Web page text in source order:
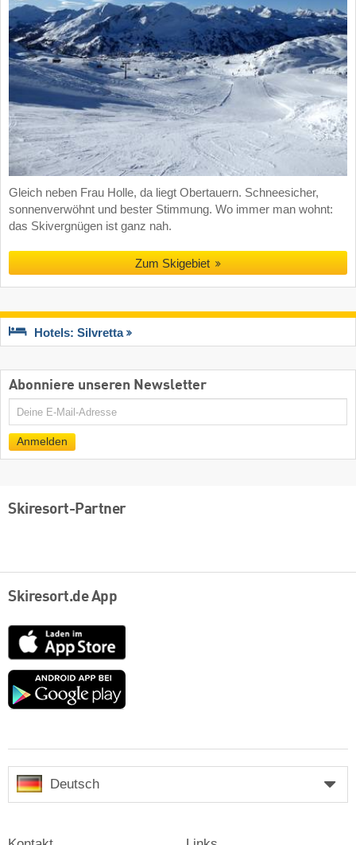
Gleich neben Frau Holle, da liegt Obertauern. Schneesicher,
sonnenverwöhnt und bester Stimmung. Wo immer man wohnt:
das Skivergnügen ist ganz nah.
Zum Skigebiet
Hotels: Silvretta
Abonniere unseren Newsletter
E-
Anmelden
Skiresort-Partner
Skiresort.de App
App
Store
Google
Deutsch